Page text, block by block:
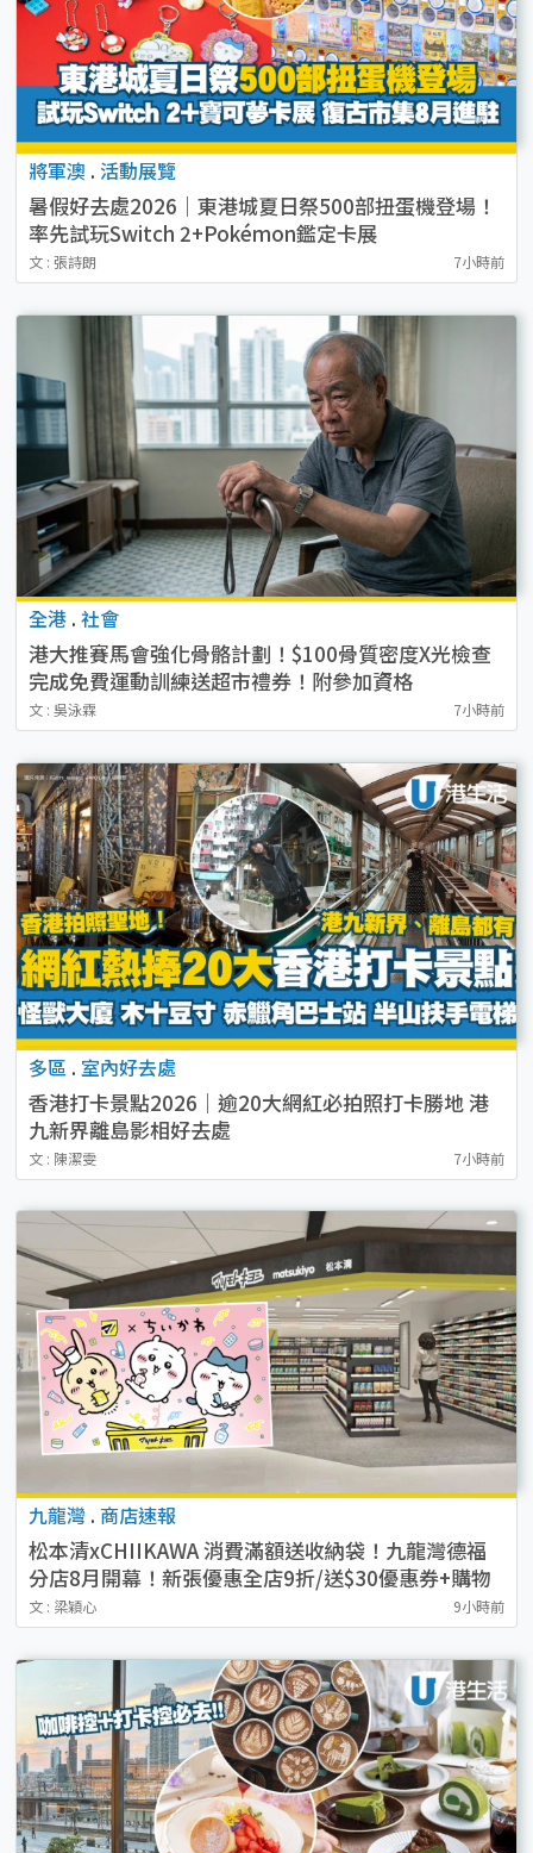
將軍澳 . 活動展覽
暑假好去處2026｜東港城夏日祭500部扭蛋機登場！
率先試玩Switch 2+Pokémon鑑定卡展
復古市集8月進駐！
文 : 張詩朗 7小時前
全港 . 社會
港大推賽馬會強化骨骼計劃！$100骨質密度X光檢查
完成免費運動訓練送超市禮券！附參加資格
文 : 吳泳霖 7小時前
多區 . 室內好去處
香港打卡景點2026｜逾20大網紅必拍照打卡勝地 港
九新界離島影相好去處
文 : 陳潔雯 7小時前
九龍灣 . 商店速報
松本清xCHIIKAWA 消費滿額送收納袋！九龍灣德福
分店8月開幕！新張優惠全店9折/送$30優惠券+購物
袋
文 : 梁穎心 9小時前